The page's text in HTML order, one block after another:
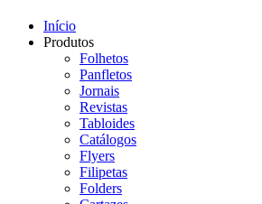
Início
Produtos
Folhetos
Panfletos
Jornais
Revistas
Tabloides
Catálogos
Flyers
Filipetas
Folders